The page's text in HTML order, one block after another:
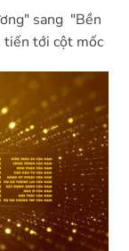
sang "Bền
tiến tới cột mốc